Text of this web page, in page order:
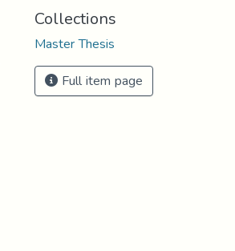
Collections
Master Thesis
Full item page